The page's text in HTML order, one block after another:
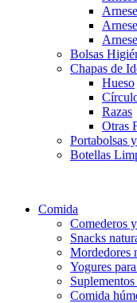
Bolsas
Chapas de
Hueso
Razas
Otras
Portabolsas
Botellas
Comida
Comederos
Snacks
Mordedores
Yogures
Comida